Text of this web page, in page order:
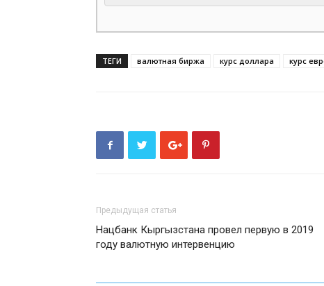
ТЕГИ валютная биржа курс доллара курс
Предыдущая статья
Нацбанк Кыргызстана провел первую в 2019
году валютную интервенцию